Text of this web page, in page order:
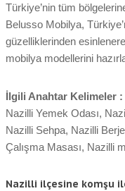
Türkiye’nin tüm
Belusso Mobilya,
güzelliklerinden
mobilya modellerini
İlgili Anahtar Kelimeler :
Nazilli Yemek Odası,
Nazilli Sehpa, Nazilli
Çalışma Masası, Nazilli
Nazilli ilçesine komşu